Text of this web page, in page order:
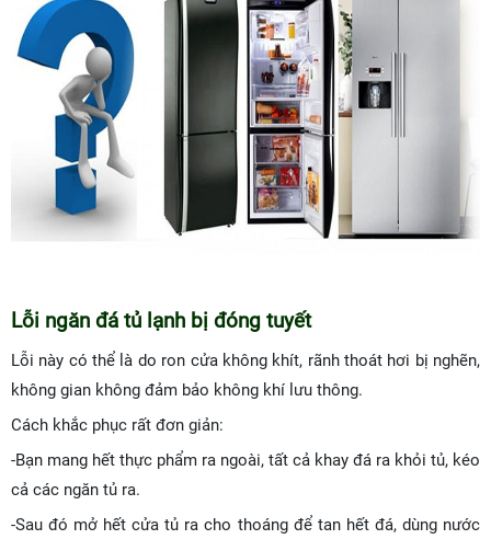
Lỗi ngăn đá tủ lạnh bị đóng tuyết
Lỗi này có thể là do ron cửa không khít, rãnh thoát hơi bị nghẽn,
không gian không đảm bảo không khí lưu thông.
Cách khắc phục rất đơn giản:
-Bạn mang hết thực phẩm ra ngoài, tất cả khay đá ra khỏi tủ, kéo
cả các ngăn tủ ra.
-Sau đó mở hết cửa tủ ra cho thoáng để tan hết đá, dùng nước